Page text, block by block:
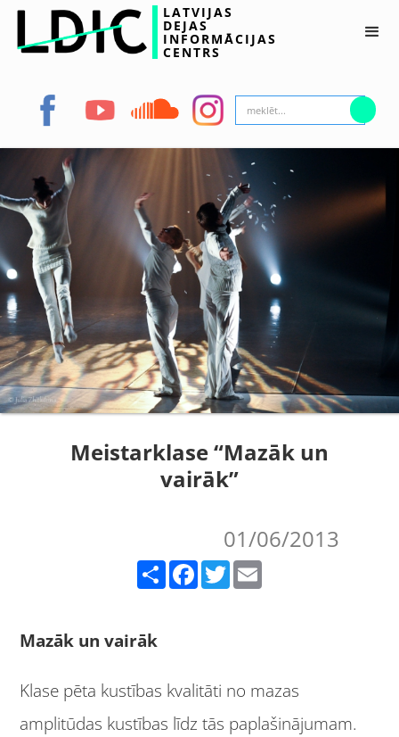
LATVIJAS
DEJAS
INFORMĀCIJAS
CENTRS
Meistarklase “Mazāk un
vairāk”
01/06/2013
Facebook Twitter
Mazāk un vairāk
Klase pēta kustības kvalitāti no mazas
amplitūdas kustības līdz tās paplašinājumam.